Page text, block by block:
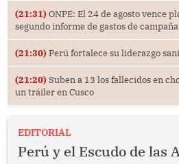
(21:31) ONPE: El 24 de agosto vence
segundo informe de gastos de campaña
(21:30) Perú fortalece su liderazgo
(21:20) Suben a 13 los fallecidos en
un tráiler en Cusco
EDITORIAL
Perú y el Escudo de las